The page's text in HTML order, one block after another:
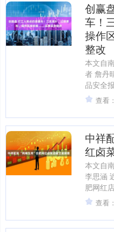
创赢
车！
操作
整改
本文自
者 詹丹
品安全
点”奶茶
查看
中祥
红卤
本文自
李思涵
肥网红
在地上
南都N视
查看